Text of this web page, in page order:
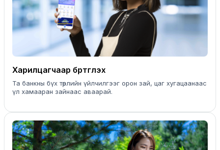
Харилцагчаар бүртгүүлэх
Та банкны бүх төрлийн үйлчилгээг орон зай, цаг хугацаанаас
үл хамааран зайнаас аваарай.